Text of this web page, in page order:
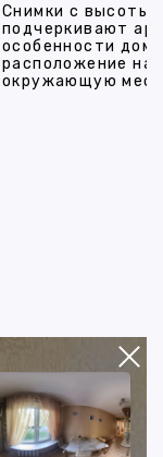
Снимки с высоты
подчеркивают
особенности
расположение на
окружающую